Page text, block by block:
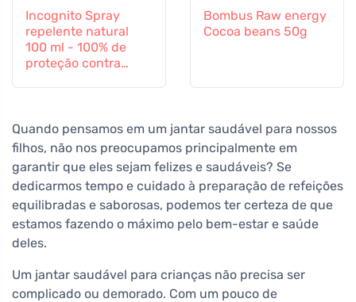
Incognito Spray
repelente natural
100 ml - 100% de
proteção contra
Bombus Raw energy
Cocoa beans 50g
Quando pensamos em um jantar saudável para nossos
filhos, não nos preocupamos principalmente em
garantir que eles sejam felizes e saudáveis? Se
dedicarmos tempo e cuidado à preparação de refeições
equilibradas e saborosas, podemos ter certeza de que
estamos fazendo o máximo pelo bem-estar e saúde
deles.
Um jantar saudável para crianças não precisa ser
complicado ou demorado. Com um pouco de